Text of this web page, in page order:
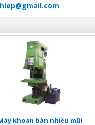
khoan bàn nhiều mũi